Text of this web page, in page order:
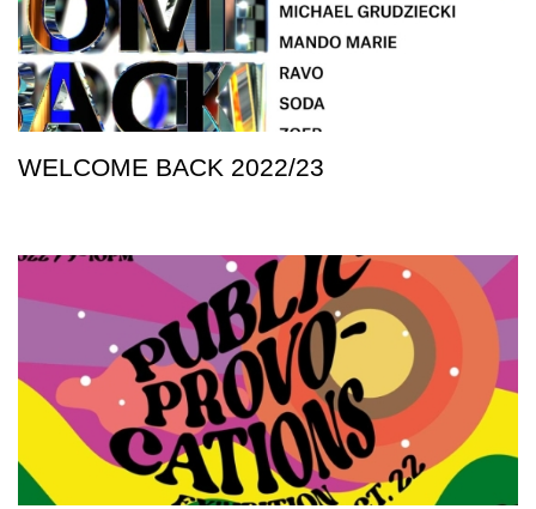
WELCOME BACK 2022/23